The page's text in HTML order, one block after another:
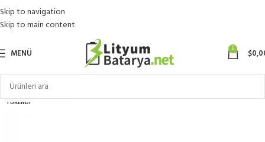
Skip to navigation
Skip to main content
MENÜ 0 $
TÜKENDI